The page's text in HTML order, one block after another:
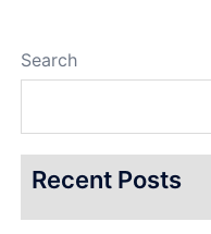
Search
Recent Posts